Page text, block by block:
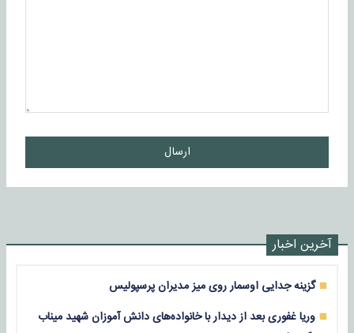
ارسال
آخرین اخبار
گزینه جدایی اوسمار روی میز مدیران پرسپولیس
وریا غفوری بعد از دیدار با خانواده‌های دانش آموزان شهید میناب